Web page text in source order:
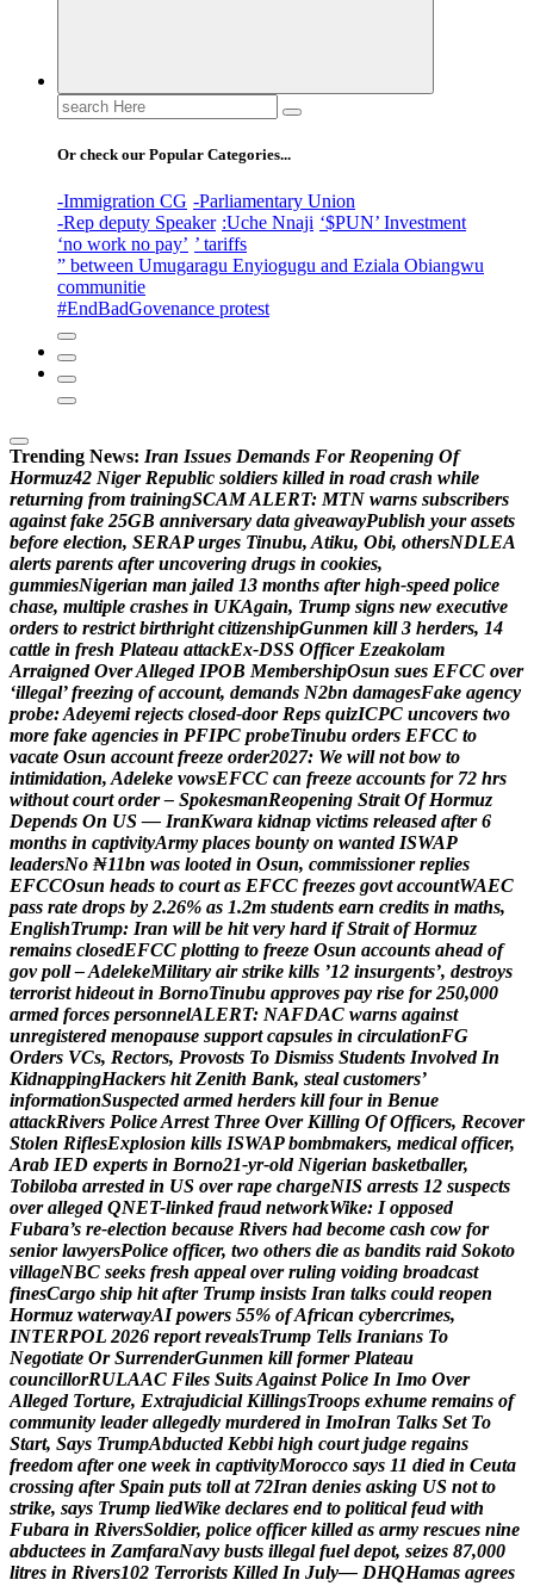
Search
for:
Or check our Popular Categories...
-Immigration CG -Parliamentary Union
-Rep deputy Speaker :Uche Nnaji ‘$PUN’ Investment
‘no work no pay’ ’ tariffs
” between Umugaragu Enyiogugu and Eziala Obiangwu
communitie
#EndBadGovenance protest
Trending News: Iran Issues Demands For Reopening Of
Hormuz42 Niger Republic soldiers killed in road crash while
returning from trainingSCAMALERT: MTN warns subscribers
against fake 25GB anniversary data giveawayPublish your assets
before election, SERAP urges Tinubu, Atiku, Obi, othersNDLEA
alerts parents after uncovering drugs in cookies,
gummiesNigerian man jailed 13 months after high-speed police
chase, multiple crashes in UKAgain, Trump signs new executive
orders to restrict birthright citizenshipGunmen kill 3 herders, 14
cattle in fresh Plateau attackEx-DSS Officer Ezeakolam
Arraigned OverAlleged IPOB MembershipOsun sues EFCC over
‘illegal’ freezing of account, demands N2bn damagesFake agency
probe:Adeyemi rejects closed-door Reps quizICPC uncovers two
more fake agencies in PFIPC probeTinubu orders EFCC to
vacate Osun account freeze order2027: We will not bow to
intimidation, Adeleke vowsEFCC can freeze accounts for 72 hrs
without court order – SpokesmanReopening Strait Of Hormuz
Depends On US — IranKwara kidnap victims released after 6
months in captivityArmy places bounty on wanted ISWAP
leadersNo ₦11bn was looted in Osun, commissioner replies
EFCCOsun heads to court as EFCC freezes govt accountWAEC
pass rate drops by 2.26% as 1.2m students earn credits in maths,
EnglishTrump: Iran will be hit very hard if Strait of Hormuz
remains closedEFCC plotting to freeze Osun accounts ahead of
gov poll –AdelekeMilitary air strike kills ’12 insurgents’, destroys
terrorist hideout in BornoTinubu approves pay rise for 250,000
armed forces personnelALERT: NAFDAC warns against
unregistered menopause support capsules in circulationFG
Orders VCs, Rectors, Provosts To Dismiss Students Involved In
KidnappingHackers hit Zenith Bank, steal customers’
informationSuspected armed herders kill four in Benue
attackRivers PoliceArrest Three Over Killing Of Officers, Recover
Stolen RiflesExplosion kills ISWAP bombmakers, medical officer,
Arab IED experts in Borno21-yr-old Nigerian basketballer,
Tobiloba arrested in US over rape chargeNIS arrests 12 suspects
over alleged QNET-linked fraud networkWike: I opposed
Fubara’s re-election because Rivers had become cash cow for
senior lawyersPolice officer, two others die as bandits raid Sokoto
villageNBC seeks fresh appeal over ruling voiding broadcast
finesCargo ship hit after Trump insists Iran talks could reopen
Hormuz waterwayAI powers 55% ofAfrican cybercrimes,
INTERPOL 2026 report revealsTrump Tells Iranians To
Negotiate Or SurrenderGunmen kill former Plateau
councillorRULAAC Files SuitsAgainst Police In Imo Over
Alleged Torture, Extrajudicial KillingsTroops exhume remains of
community leader allegedly murdered in ImoIran Talks Set To
Start, Says TrumpAbducted Kebbi high court judge regains
freedom after one week in captivityMorocco says 11 died in Ceuta
crossing after Spain puts toll at 72Iran denies asking US not to
strike, says Trump liedWike declares end to political feud with
Fubara in RiversSoldier, police officer killed as army rescues nine
abductees in ZamfaraNavy busts illegal fuel depot, seizes 87,000
litres in Rivers102 Terrorists Killed In July— DHQHamas agrees